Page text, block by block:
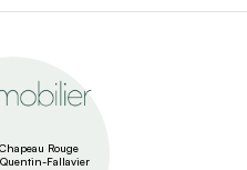
Rouge
Fallavier